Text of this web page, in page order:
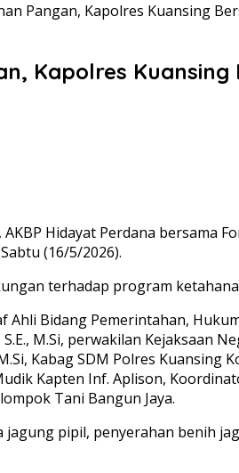
Pangan, Kapolres Kuansing
Kapolres
Hidayat Perdana bersama
(16/5/2026).
terhadap program
Bidang Pemerintahan,
M.Si, perwakilan Kejaksaan
Kabag SDM Polres
Kapten Inf. Aplison,
Tani Bangun Jaya.
pipil, penyerahan benih